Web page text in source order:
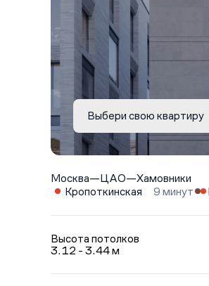
Выбери свою квартиру
Москва—ЦАО—Хамовники
Кропоткинская
9 минут
Высота потолков
3.12 - 3.44 м